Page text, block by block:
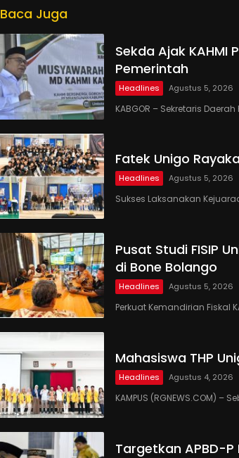
Baca Juga
Sekda Ajak KAHMI
Pemerintah
Headlines Agustus 5, 2026
KABGOR – Sekretaris
Fatek Unigo
Headlines Agustus 5, 2026
Sukses Laksanakan
Pusat Studi FISIP
di Bone Bolango
Headlines Agustus 5, 2026
Perkuat Kemandirian Fiskal
Mahasiswa THP
Headlines Agustus 4, 2026
KAMPUS (RGNEWS.COM) –
Targetkan APBD-